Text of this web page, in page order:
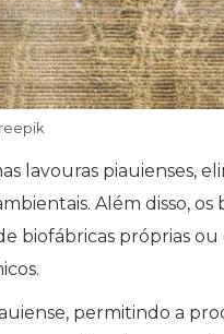
lavouras piauienses,
Além disso, os
biofábricas próprias ou
permitindo a